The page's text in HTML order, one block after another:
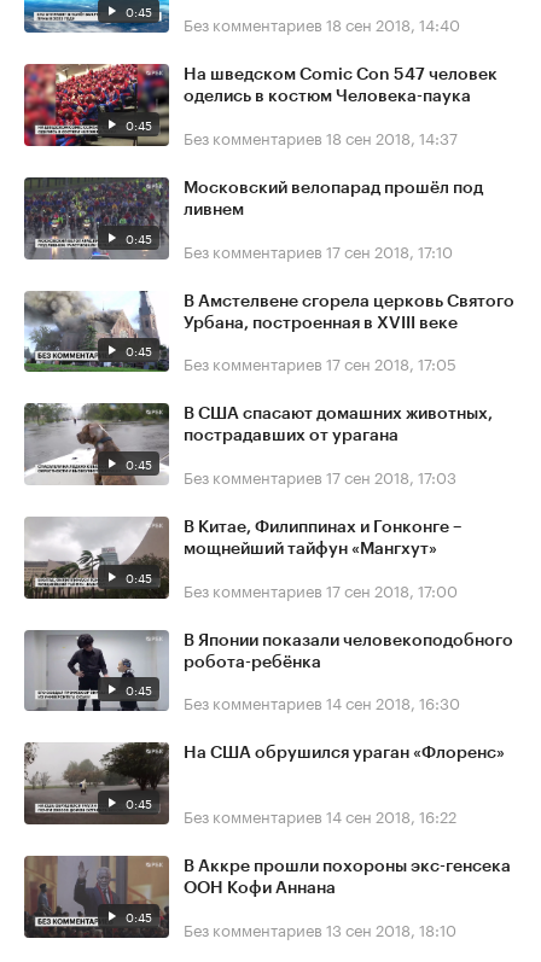
0:45 Без комментариев 18 сен 2018, 14:40
0:45
На шведском Comic Con 547 человек
оделись в костюм Человека-паука
Без комментариев 18 сен 2018, 14:37
0:45
Московский велопарад прошёл под
ливнем
Без комментариев 17 сен 2018, 17:10
0:45
В Амстелвене сгорела церковь Святого
Урбана, построенная в XVIII веке
Без комментариев 17 сен 2018, 17:05
0:45
В США спасают домашних животных,
пострадавших от урагана
Без комментариев 17 сен 2018, 17:03
0:45
В Китае, Филиппинах и Гонконге –
мощнейший тайфун «Мангхут»
Без комментариев 17 сен 2018, 17:00
0:45
В Японии показали человекоподобного
робота-ребёнка
Без комментариев 14 сен 2018, 16:30
0:45
На США обрушился ураган «Флоренс»
Без комментариев 14 сен 2018, 16:22
0:45
В Аккре прошли похороны экс-генсека
ООН Кофи Аннана
Без комментариев 13 сен 2018, 18:10